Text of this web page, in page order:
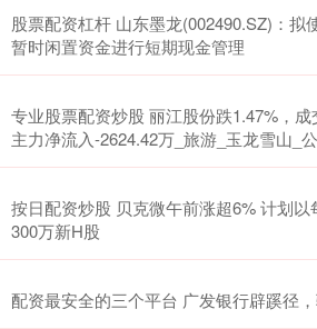
股票配资杠杆 山东墨龙(002490.SZ)：拟
暂时闲置资金进行短期现金管理
专业股票配资炒股 丽江股份跌1.47%，成
主力净流入-2624.42万_旅游_玉龙雪山_
按日配资炒股 贝克微午前涨超6% 计划以
300万新H股
配资最安全的三个平台 广发银行辟蹊径